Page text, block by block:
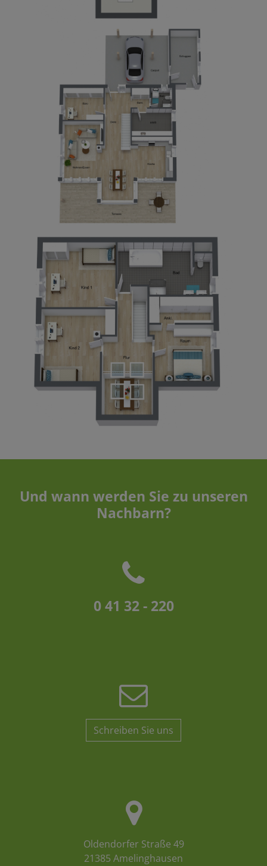
Und wann werden Sie zu unseren
Nachbarn?
0 41 32 - 220
Schreiben Sie uns
Oldendorfer Straße 49
21385 Amelinghausen